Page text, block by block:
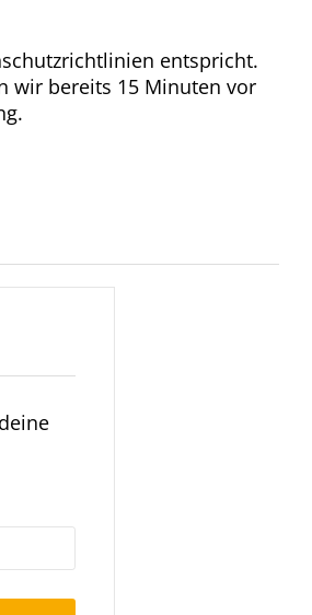
entspricht.
wir bereits 15 Minuten vor